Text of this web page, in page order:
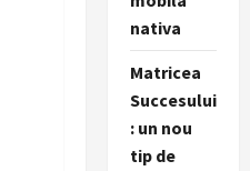
nativa
Matricea
Succesului
: un nou
tip de